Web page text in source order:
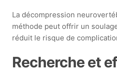
La décompression
méthode peut offrir un
réduit le risque de
Recherche et